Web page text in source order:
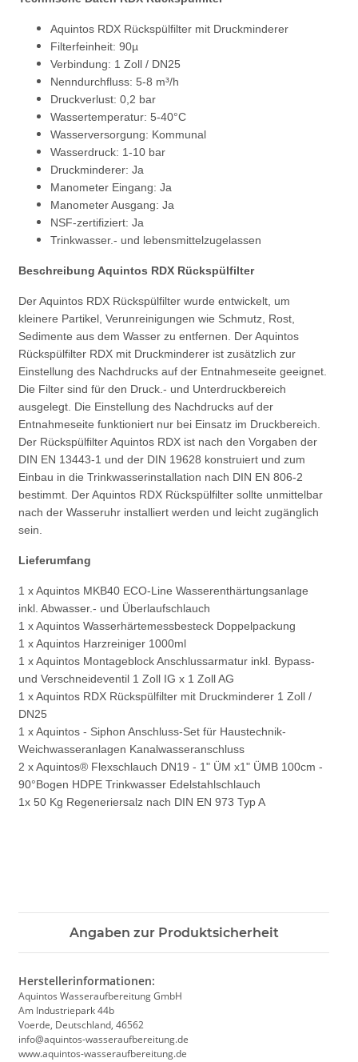
Aquintos RDX Rückspülfilter mit Druckminderer
Filterfeinheit: 90µ
Verbindung: 1 Zoll / DN25
Nenndurchfluss: 5-8 m³/h
Druckverlust: 0,2 bar
Wassertemperatur: 5-40°C
Wasserversorgung: Kommunal
Wasserdruck: 1-10 bar
Druckminderer: Ja
Manometer Eingang: Ja
Manometer Ausgang: Ja
NSF-zertifiziert: Ja
Trinkwasser.- und lebensmittelzugelassen
Beschreibung Aquintos RDX Rückspülfilter
Der Aquintos RDX Rückspülfilter wurde entwickelt, um
kleinere Partikel, Verunreinigungen wie Schmutz, Rost,
Sedimente aus dem Wasser zu entfernen. Der Aquintos
Rückspülfilter RDX mit Druckminderer ist zusätzlich zur
Einstellung des Nachdrucks auf der Entnahmeseite geeignet.
Die Filter sind für den Druck.- und Unterdruckbereich
ausgelegt. Die Einstellung des Nachdrucks auf der
Entnahmeseite funktioniert nur bei Einsatz im Druckbereich.
Der Rückspülfilter Aquintos RDX ist nach den Vorgaben der
DIN EN 13443-1 und der DIN 19628 konstruiert und zum
Einbau indie Trinkwasserinstallation nach DIN EN 806-2
bestimmt. Der Aquintos RDX Rückspülfilter sollte unmittelbar
nach der Wasseruhr installiert werden und leicht zugänglich
sein.
Lieferumfang
1 x Aquintos MKB40 ECO-Line Wasserenthärtungsanlage
inkl. Abwasser.- und Überlaufschlauch
1 x Aquintos Wasserhärtemessbesteck Doppelpackung
1 x Aquintos Harzreiniger 1000ml
1 x Aquintos Montageblock Anschlussarmatur inkl. Bypass-
und Verschneideventil 1 Zoll IG x 1 Zoll AG
1 x Aquintos RDX Rückspülfilter mit Druckminderer 1 Zoll /
DN25
1 x Aquintos - Siphon Anschluss-Set für Haustechnik-
Weichwasseranlagen Kanalwasseranschluss
2 x Aquintos® Flexschlauch DN19 - 1" ÜM x1" ÜMB 100cm -
90°Bogen HDPE Trinkwasser Edelstahlschlauch
1x 50 Kg Regeneriersalz nach DIN EN 973 Typ A
Angaben zur Produktsicherheit
Herstellerinformationen:
Aquintos Wasseraufbereitung GmbH
Am Industriepark 44b
Voerde, Deutschland, 46562
info@aquintos-wasseraufbereitung.de
www.aquintos-wasseraufbereitung.de